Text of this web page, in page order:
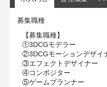
募集職種
【募集職種】
①3DCGモデラー
②3DCGモーションデザイ
③エフェクトデザイナー
④コンポジター
⑤ゲームプランナー